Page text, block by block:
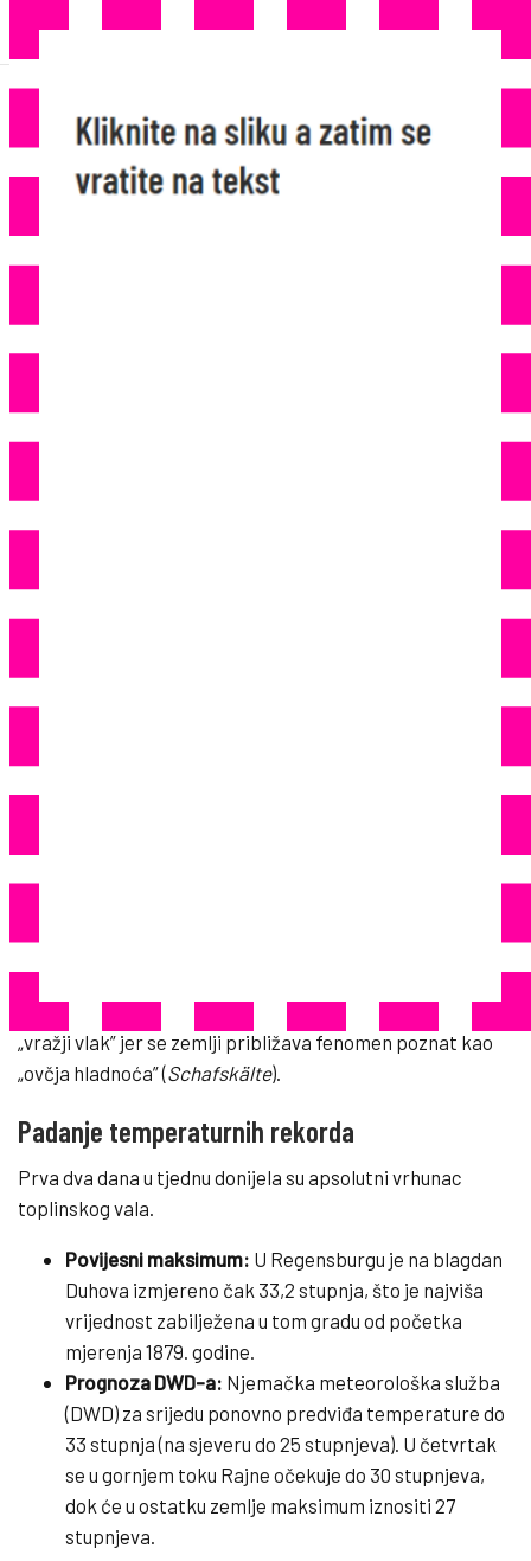
VREMENSKI PREOKRET U
NJEMAČKOJ: Nakon Rekordnih
Vrućina Stiže Opasno
Nevrijeme I Dramatično
Zahlađenje
Nad Europom se nadvila snažna, ali krhka toplinska
kupola koja u nekoliko zemalja donosi ekstremne
znatno iznad 30 stupnjeva. Međutim, prema najavama
diplomiranog meteorologa Dominika Junga za
„vražji vlak” jer se zemlji približava fenomen poznat kao
„ovčja hladnoća” (Schafskälte).
Padanje temperaturnih rekorda
Prva dva dana u tjednu donijela su apsolutni vrhunac
toplinskog vala.
Povijesni maksimum: U Regensburgu je na blagdan
Duhova izmjereno čak 33,2 stupnja, što je najviša
vrijednost zabilježena u tom gradu od početka
mjerenja 1879. godine.
Prognoza DWD-a: Njemačka meteorološka služba
(DWD) za srijedu ponovno predviđa temperature do
33 stupnja (na sjeveru do 25 stupnjeva). U četvrtak
se u gornjem toku Rajne očekuje do 30 stupnjeva,
dok će u ostatku zemlje maksimum iznositi 27
stupnjeva.